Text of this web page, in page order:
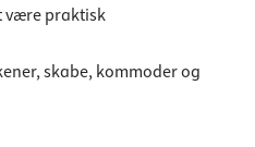
være praktisk
skabe, kommoder og